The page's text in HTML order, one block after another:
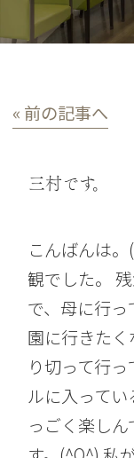
« 前の記事へ
三村です。
こんばんは
観でした。
で、母に行
園に行きた
り切って行
ルに入って
っごく楽し